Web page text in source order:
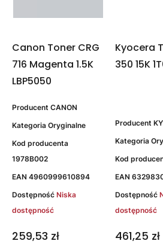
Canon Toner CRG
716 Magenta 1.5K
LBP5050
Producent CANON
Kategoria Oryginalne
Kod producenta
1978B002
EAN 4960999610894
Dostępność Niska
dostępność
259,53 zł
Kyocera
350 15K
Producent
Kategoria
Kod
EAN
Dostępność
dostępność
461,25 zł